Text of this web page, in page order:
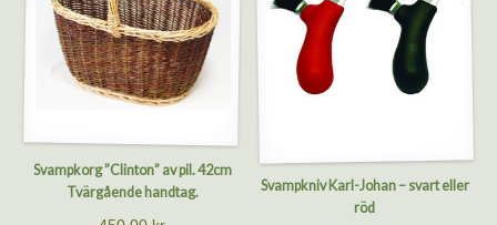
Svampkorg ”Clinton” av pil. 42cm
Tvärgående handtag.
Svampkniv Karl-Johan – svart eller
röd